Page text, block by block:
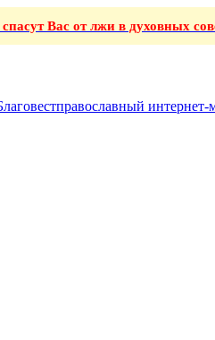
Вас от лжи в духовных
православный интернет-